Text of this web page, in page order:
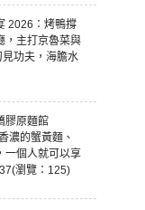
2026：烤鴨撐
，主打京魯菜與
功夫，海膽水
膠原麵館
濃的蟹黃麵、
一個人就可以享
瀏覽：125)